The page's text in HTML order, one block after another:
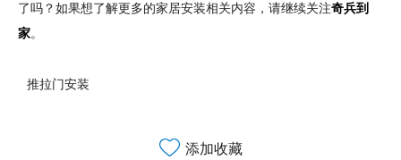
了吗？如果想了解更多的家居安装相关内容，请继续关注奇兵到
家。
推拉门安装
添加收藏